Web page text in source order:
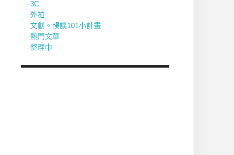
3C
外拍
文創。暢談101小計畫
熱門文章
整理中